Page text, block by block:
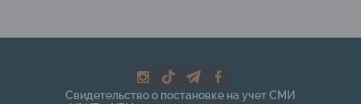
МЧС усилило мониторинг рек и моренных озер после
На общественных слушаниях представили
Свидетельство о постановке на учет СМИ